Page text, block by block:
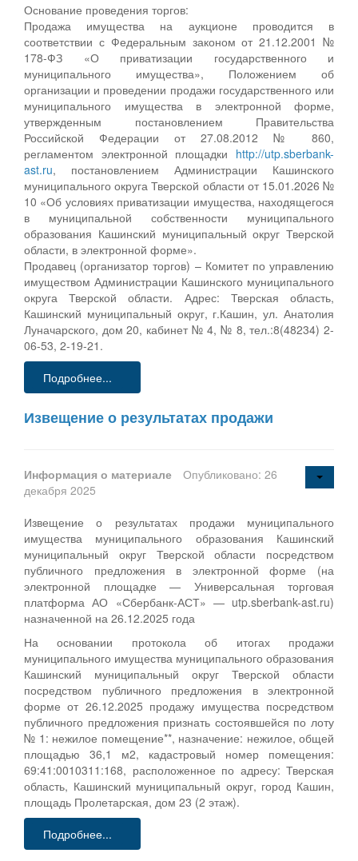
Основание проведения торгов:
Продажа имущества на аукционе проводится в
соответствии с Федеральным законом от 21.12.2001 №
178-ФЗ «О приватизации государственного и
муниципального имущества», Положением об
организации и проведении продажи государственного или
муниципального имущества в электронной форме,
утвержденным постановлением Правительства
Российской Федерации от 27.08.2012 № 860,
регламентом электронной площадки http://utp.sberbank-
ast.ru, постановлением Администрации Кашинского
муниципального округа Тверской области от 15.01.2026 №
10 «Об условиях приватизации имущества, находящегося
в муниципальной собственности муниципального
образования Кашинский муниципальный округ Тверской
области, в электронной форме».
Продавец (организатор торгов) – Комитет по управлению
имуществом Администрации Кашинского муниципального
округа Тверской области. Адрес: Тверская область,
Кашинский муниципальный округ, г.Кашин, ул. Анатолия
Луначарского, дом 20, кабинет № 4, № 8, тел.:8(48234) 2-
06-53, 2-19-21.
Подробнее...
Извещение о результатах продажи
Информация о материале
Опубликовано: 26
декабря 2025
Извещение о результатах продажи муниципального
имущества муниципального образования Кашинский
муниципальный округ Тверской области посредством
публичного предложения в электронной форме (на
электронной площадке — Универсальная торговая
платформа АО «Сбербанк-АСТ» — utp.sberbank-ast.ru)
назначенной на 26.12.2025 года
На основании протокола об итогах продажи
муниципального имущества муниципального образования
Кашинский муниципальный округ Тверской области
посредством публичного предложения в электронной
форме от 26.12.2025 продажу имущества посредством
публичного предложения признать состоявшейся по лоту
№ 1: нежилое помещение**, назначение: нежилое, общей
площадью 36,1 м2, кадастровый номер помещения:
69:41:0010311:168, расположенное по адресу: Тверская
область, Кашинский муниципальный округ, город Кашин,
площадь Пролетарская, дом 23 (2 этаж).
Подробнее...